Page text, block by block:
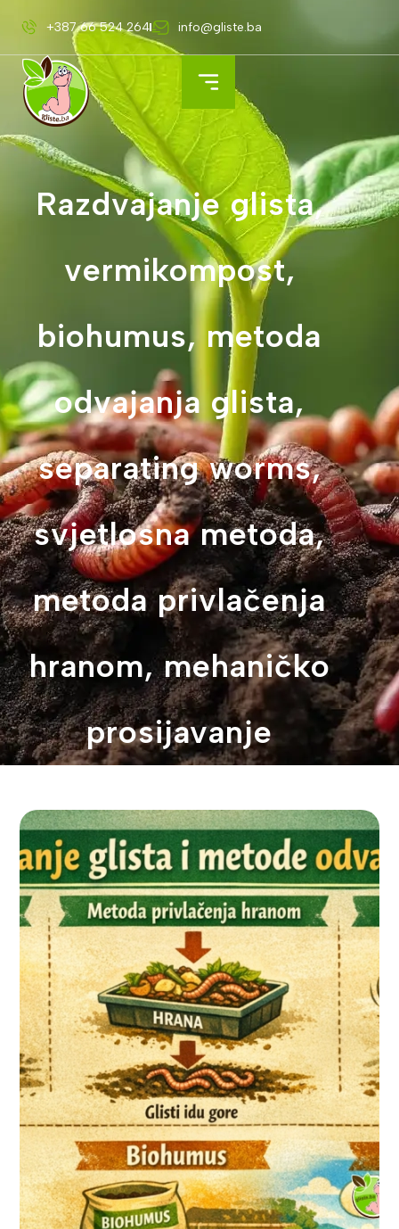
+387 66 524 264 info@gliste.ba
Razdvajanje glista,
vermikompost,
biohumus, metoda
odvajanja glista,
separating worms,
svjetlosna metoda,
metoda privlačenja
hranom, mehaničko
prosijavanje